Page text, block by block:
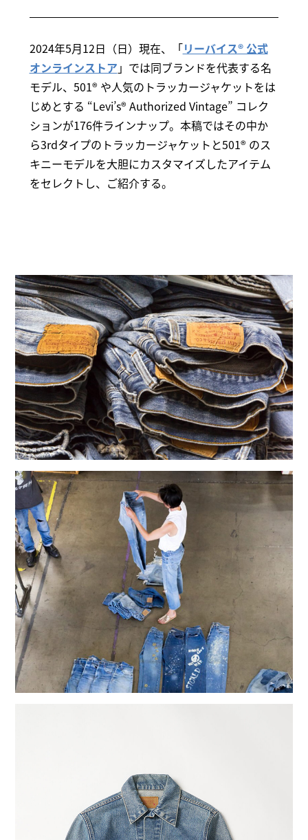
2024年5月12日（日）現在、「リーバイス® 公式
オンラインストア 」では同ブランドを代表する名
モデル、501® や人気のトラッカージャケットをは
じめとする “Levi’s® Authorized Vintage” コレク
ションが176件ラインナップ。本稿ではその中か
ら3rdタイプのトラッカージャケットと501® のス
キニーモデルを大胆にカスタマイズしたアイテム
をセレクトし、ご紹介する。